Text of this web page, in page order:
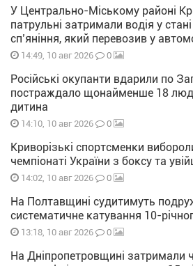
У Центрально-Міському районі
патрульні затримали водія у
сп’яніння, який перевозив у
14:49, 10 авг 2026 0
Російські окупанти вдарили по
постраждало щонайменше 18
дитина
14:10, 10 авг 2026 0
Криворізькі спортсменки
чемпіонаті України з боксу та
14:02, 10 авг 2026 0
На Полтавщині судитимуть
систематичне катування 10-
13:18, 10 авг 2026 0
На Дніпропетровщині затримали